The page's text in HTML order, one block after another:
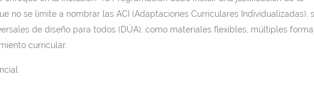
no se limite a nombrar las ACI (Adaptaciones Curriculares Individualizadas),
de diseño para todos (DÚA), como materiales flexibles, múltiples
curricular.